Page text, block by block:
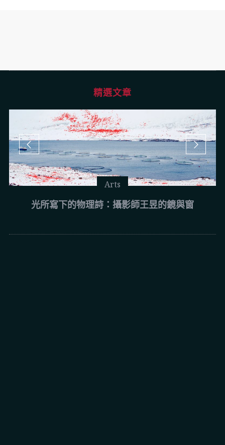
精選文章
Arts
光所寫下的物理詩：攝影師王昱的鏡與窗